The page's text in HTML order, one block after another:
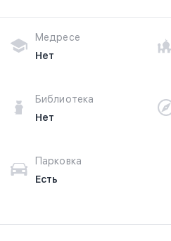
Медресе
Нет
Библиотека
Нет
Парковка
Есть